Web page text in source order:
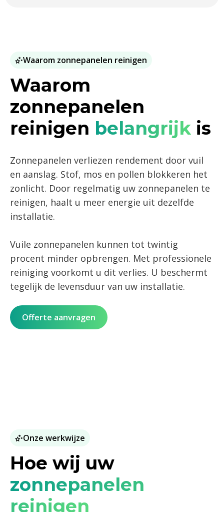
Waarom zonnepanelen reinigen
Waarom
zonnepanelen
reinigen belangrijk is
Zonnepanelen verliezen rendement door vuil
en aanslag. Stof, mos en pollen blokkeren het
zonlicht. Door regelmatig uw zonnepanelen te
reinigen, haalt u meer energie uit dezelfde
installatie.
Vuile zonnepanelen kunnen tot twintig
procent minder opbrengen. Met professionele
reiniging voorkomt u dit verlies. U beschermt
tegelijk de levensduur van uw installatie.
Offerte aanvragen
Onze werkwijze
Hoe wij uw
zonnepanelen
reinigen